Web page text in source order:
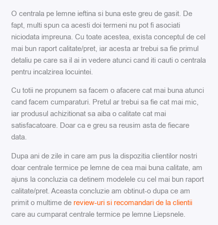
O centrala pe lemne ieftina si buna este greu de gasit. De
fapt, multi spun ca acesti doi termeni nu pot fi asociati
niciodata impreuna. Cu toate acestea, exista conceptul de cel
mai bun raport calitate/pret, iar acesta ar trebui sa fie primul
detaliu pe care sa il ai in vedere atunci cand iti cauti o centrala
pentru incalzirea locuintei.
Cu totii ne propunem sa facem o afacere cat mai buna atunci
cand facem cumparaturi. Pretul ar trebui sa fie cat mai mic,
iar produsul achizitionat sa aiba o calitate cat mai
satisfacatoare. Doar ca e greu sa reusim asta de fiecare
data.
Dupa ani de zile in care am pus la dispozitia clientilor nostri
doar centrale termice pe lemne de cea mai buna calitate, am
ajuns la concluzia ca detinem modelele cu cel mai bun raport
calitate/pret. Aceasta concluzie am obtinut-o dupa ce am
primit o multime de review-uri si recomandari de la clientii
care au cumparat centrale termice pe lemne Liepsnele.